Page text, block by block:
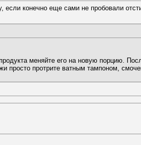
конечно еще сами не пробовали
меняйте его на новую порцию.
просто протрите ватным тампоном,